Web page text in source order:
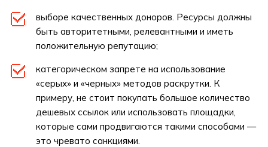
выборе качественных доноров. Ресурсы должны
быть авторитетными, релевантными и иметь
положительную репутацию;
категорическом запрете на использование
«серых» и «черных» методов раскрутки. К
примеру, не стоит покупать большое количество
дешевых ссылок или использовать площадки,
которые сами продвигаются такими способами —
это чревато санкциями.